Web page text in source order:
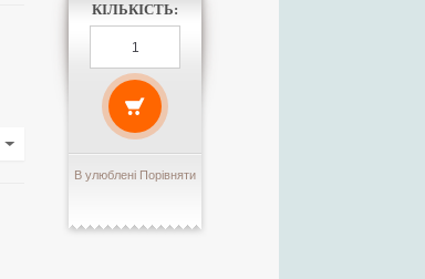
КІЛЬКІСТЬ:
В улюблені Порівняти